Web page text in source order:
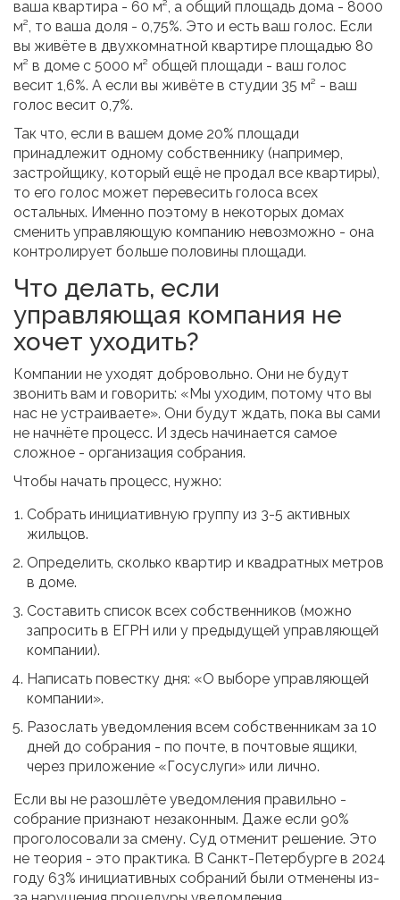
ваша квартира - 60 м², а общий площадь дома - 8000
м², то ваша доля - 0,75%. Это и есть ваш голос. Если
вы живёте в двухкомнатной квартире площадью 80
м² в доме с 5000 м² общей площади - ваш голос
весит 1,6%. А если вы живёте в студии 35 м² - ваш
голос весит 0,7%.
Так что, если в вашем доме 20% площади
принадлежит одному собственнику (например,
застройщику, который ещё не продал все квартиры),
то его голос может перевесить голоса всех
остальных. Именно поэтому в некоторых домах
сменить управляющую компанию невозможно - она
контролирует больше половины площади.
Что делать, если
управляющая компания не
хочет уходить?
Компании не уходят добровольно. Они не будут
звонить вам и говорить: «Мы уходим, потому что вы
нас не устраиваете». Они будут ждать, пока вы сами
не начнёте процесс. И здесь начинается самое
сложное - организация собрания.
Чтобы начать процесс, нужно:
Собрать инициативную группу из 3-5 активных
жильцов.
Определить, сколько квартир и квадратных метров
в доме.
Составить список всех собственников (можно
запросить в ЕГРН или у предыдущей управляющей
компании).
Написать повестку дня: «О выборе управляющей
компании».
Разослать уведомления всем собственникам за 10
дней до собрания - по почте, в почтовые ящики,
через приложение «Госуслуги» или лично.
Если вы не разошлёте уведомления правильно -
собрание признают незаконным. Даже если 90%
проголосовали за смену. Суд отменит решение. Это
не теория - это практика. В Санкт-Петербурге в 2024
году 63% инициативных собраний были отменены из-